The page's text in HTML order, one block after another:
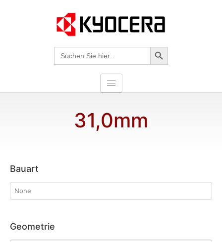
Suche
nach:
Search-Taste
31,0mm
Bauart
Geometrie